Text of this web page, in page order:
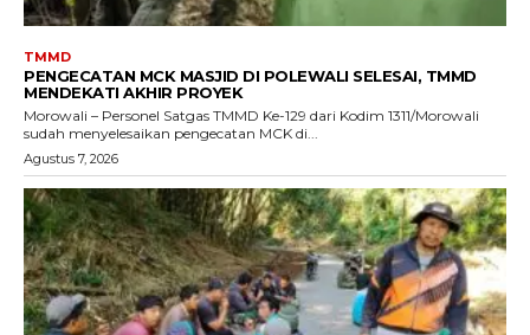
TMMD
PENGECATAN MCK MASJID DI POLEWALI SELESAI, TMMD
MENDEKATI AKHIR PROYEK
Morowali – Personel Satgas TMMD Ke-129 dari Kodim 1311/Morowali
sudah menyelesaikan pengecatan MCK di...
Agustus 7, 2026